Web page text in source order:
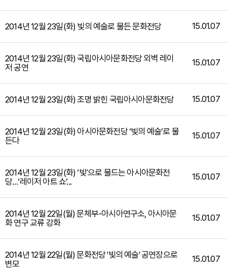
2014년 12월 23일(화) 빛의 예술로 물든 문화전당 15.01.07
2014년 12월 23일(화) 국립아시아문화전당 외벽 레이
저 공연
15.01.07
2014년 12월 23일(화) 조명 밝힌 국립아시아문화전당 15.01.07
2014년 12월 23일(화) 아시아문화전당 ‘빛의 예술’로 물
든다
15.01.07
2014년 12월 23일(화) ‘빛’으로 물드는 아시아문화전
당…‘레이저 아트 쇼’...
15.01.07
2014년 12월 22일(월) 문체부-아시아연구소, 아시아문
화 연구 교류 강화
15.01.07
2014년 12월 22일(월) 문화전당 '빛의 예술' 공연장으로
변모
15.01.07